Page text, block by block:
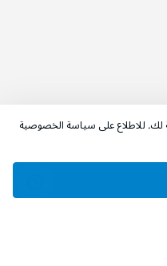
لك. للاطلاع على سياسة الخصوصية